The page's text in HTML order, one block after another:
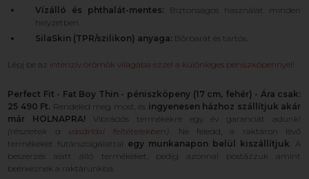
Vízálló és phthalát-mentes: Biztonságos használat minden
helyzetben.
SilaSkin (TPR/szilikon) anyaga: Bőrbarát és tartós.
Lépj be az intenzív örömök világába ezzel a különleges péniszköpennyel!
Perfect Fit - Fat Boy Thin - péniszköpeny (17 cm, fehér) - Ára csak:
25 490 Ft. Rendeled meg most, és ingyenesen házhoz szállítjuk akár
már HOLNAPRA! Vibrációs termékekre egy év garanciát adunk!
(részletek a vásárlási feltételekben ) . Ne feledd, a raktáron lévő
termékeket futárszolgálattal egy munkanapon belül kiszállítjuk . A
beszerzés alatt álló termékeket, pedig azonnal postázzuk amint
beérkeznek a raktárunkba.